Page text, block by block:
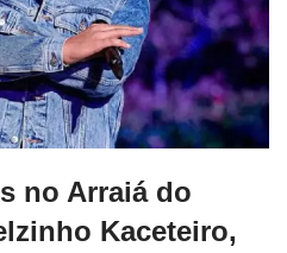
no Arraiá do
Kaceteiro,